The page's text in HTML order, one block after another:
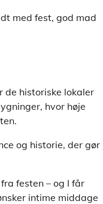
med fest, god mad
de historiske lokaler
hvor høje
og historie, der gør
festen – og I får
intime middage